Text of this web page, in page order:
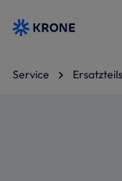
Zum Hauptinhalt springen
Service